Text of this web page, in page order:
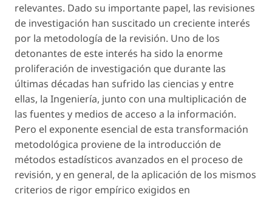
relevantes. Dado su importante papel, las revisiones
de investigación han suscitado un creciente interés
por la metodología de la revisión. Uno de los
detonantes de este interés ha sido la enorme
proliferación de investigación que durante las
últimas décadas han sufrido las ciencias y entre
ellas, la Ingeniería, junto con una multiplicación de
las fuentes y medios de acceso a la información.
Pero el exponente esencial de esta transformación
metodológica proviene de la introducción de
métodos estadísticos avanzados en el proceso de
revisión, y en general, de la aplicación de los mismos
criterios de rigor empírico exigidos en